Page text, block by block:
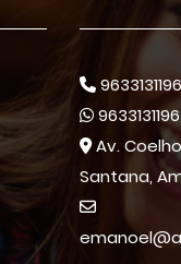
9633131196
9633131196
Av.
Santana,